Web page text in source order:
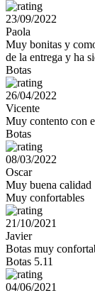
23/09/2022
Paola
Muy bonitas y
de la entrega y ha
Botas
26/04/2022
Vicente
Muy contento con
Botas
08/03/2022
Oscar
Muy buena calidad
Muy confortables
21/10/2021
Javier
Botas muy
Botas 5.11
04/06/2021